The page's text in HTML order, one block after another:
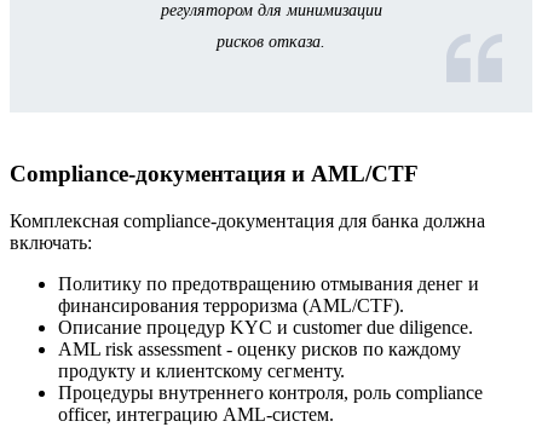
регулятором для минимизации
рисков отказа.
Compliance-документация и AML/CTF
Комплексная compliance-документация для банка должна
включать:
Политику по предотвращению отмывания денег и
финансирования терроризма (AML/CTF).
Описание процедур KYC и customer due diligence.
AML risk assessment - оценку рисков по каждому
продукту и клиентскому сегменту.
Процедуры внутреннего контроля, роль compliance
officer, интеграцию AML-систем.